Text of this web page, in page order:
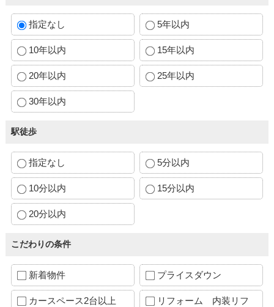
指定なし 5年以内
10年以内 15年以内
20年以内 25年以内
30年以内
駅徒歩
指定なし 5分以内
10分以内 15分以内
20分以内
こだわりの条件
新着物件 プライスダウン
カースペース2台以上
リフォーム 内装リフ